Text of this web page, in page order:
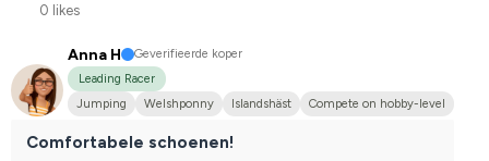
0 likes
Anna H
Geverifieerde koper
Leading Racer
Jumping
Welshponny Islandshäst Compete on hobby-level
Comfortabele schoenen!